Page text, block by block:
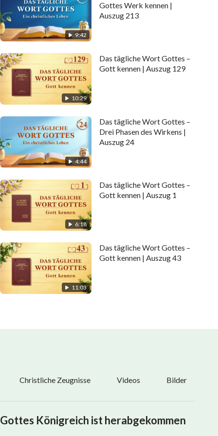
9:42
Gottes Werk kennen |
Auszug 213
10:29
Das tägliche Wort Gottes –
Gott kennen | Auszug 129
4:44
Das tägliche Wort Gottes –
Drei Phasen des Wirkens |
Auszug 24
6:18
Das tägliche Wort Gottes –
Gott kennen | Auszug 1
11:03
Das tägliche Wort Gottes –
Gott kennen | Auszug 43
Christliche Zeugnisse Videos Bilder
Gottes Königreich ist herabgekommen